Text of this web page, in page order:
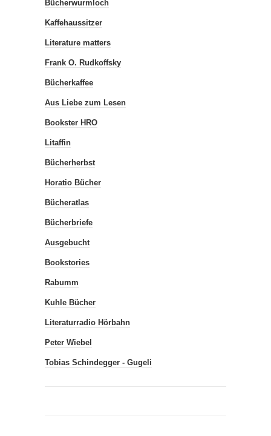
Bücherwurmloch
Kaffehaussitzer
Literature matters
Frank O. Rudkoffsky
Bücherkaffee
Aus Liebe zum Lesen
Bookster HRO
Litaffin
Bücherherbst
Horatio Bücher
Bücheratlas
Bücherbriefe
Ausgebucht
Bookstories
Rabumm
Kuhle Bücher
Literaturradio Hörbahn
Peter Wiebel
Tobias Schindegger - Gugeli